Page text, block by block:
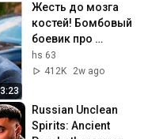
Жесть до мозга
костей! Бомбовый
боевик про
МЕНТОВ - СКОТЫ.
Русские боевики
новинки
hs 63
412K
2w ago
Russian Unclean
Spirits: Ancient